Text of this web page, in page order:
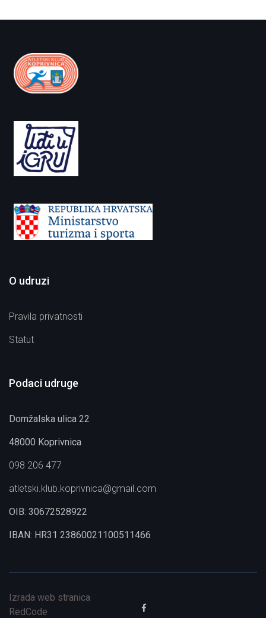
O udruzi
Pravila privatnosti
Statut
Podaci udruge
Domžalska ulica 22
48000 Koprivnica
098 206 477
atletski.klub.koprivnica@gmail.com
OIB: 30672528922
IBAN: HR31 23860021100511466
Izrada web stranica
RedCode